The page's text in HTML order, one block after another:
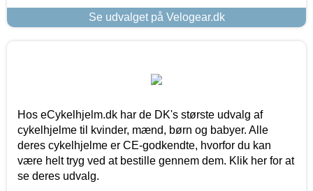
Se udvalget på Velogear.dk
Hos eCykelhjelm.dk har de DK's største udvalg af
cykelhjelme til kvinder, mænd, børn og babyer. Alle
deres cykelhjelme er CE-godkendte, hvorfor du kan
være helt tryg ved at bestille gennem dem. Klik her for at
se deres udvalg.